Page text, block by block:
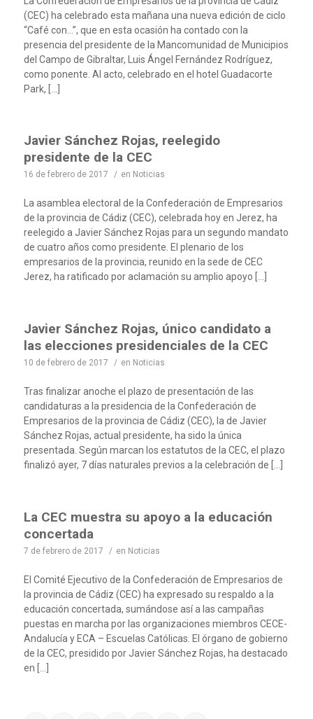
(CEC) ha celebrado esta mañana una nueva edición de ciclo
“Café con…”, que en esta ocasión ha contado con la
presencia del presidente de la Mancomunidad de Municipios
del Campo de Gibraltar, Luis Ángel Fernández Rodríguez,
como ponente. Al acto, celebrado en el hotel Guadacorte
Park, […]
Javier Sánchez Rojas, reelegido
presidente de la CEC
16 de febrero de 2017 / en Noticias
La asamblea electoral de la Confederación de Empresarios
de la provincia de Cádiz (CEC), celebrada hoy en Jerez, ha
reelegido a Javier Sánchez Rojas para un segundo mandato
de cuatro años como presidente. El plenario de los
empresarios de la provincia, reunido en la sede de CEC
Jerez, ha ratificado por aclamación su amplio apoyo […]
Javier Sánchez Rojas, único candidato a
las elecciones presidenciales de la CEC
10 de febrero de 2017 / en Noticias
Tras finalizar anoche el plazo de presentación de las
candidaturas a la presidencia de la Confederación de
Empresarios de la provincia de Cádiz (CEC), la de Javier
Sánchez Rojas, actual presidente, ha sido la única
presentada. Según marcan los estatutos de la CEC, el plazo
finalizó ayer, 7 días naturales previos a la celebración de […]
La CEC muestra su apoyo a la educación
concertada
7 de febrero de 2017 / en Noticias
El Comité Ejecutivo de la Confederación de Empresarios de
la provincia de Cádiz (CEC) ha expresado su respaldo a la
educación concertada, sumándose así a las campañas
puestas en marcha por las organizaciones miembros CECE-
Andalucía y ECA – Escuelas Católicas. El órgano de gobierno
de la CEC, presidido por Javier Sánchez Rojas, ha destacado
en […]